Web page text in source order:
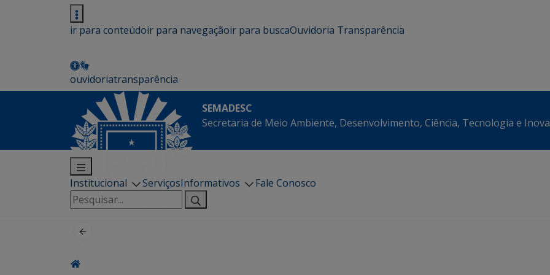
ir para conteúdoir para navegaçãoir para buscaOuvidoria Transparência
ouvidoriatransparência
SEMADESC
Secretaria de Meio Ambiente, Desenvolvimento, Ciência, Tecnologia e
Institucional ServiçosInformativos
Fale Conosco
Pesquisar
por: